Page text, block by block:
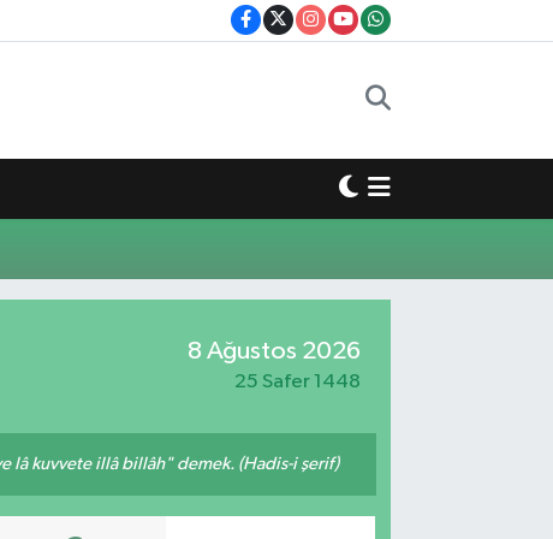
8 Ağustos 2026
25 Safer 1448
lâ kuvvete illâ billâh" demek. (Hadis-i şerif)